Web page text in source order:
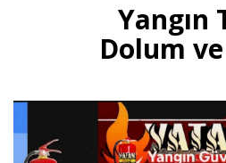
Yangın
Dolum ve